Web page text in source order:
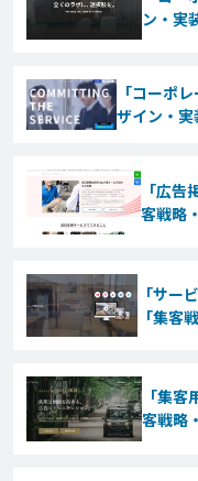
ン・実
「コーポ
ザイン・
「広
客戦略
「サー
「集客
「集客
客戦略